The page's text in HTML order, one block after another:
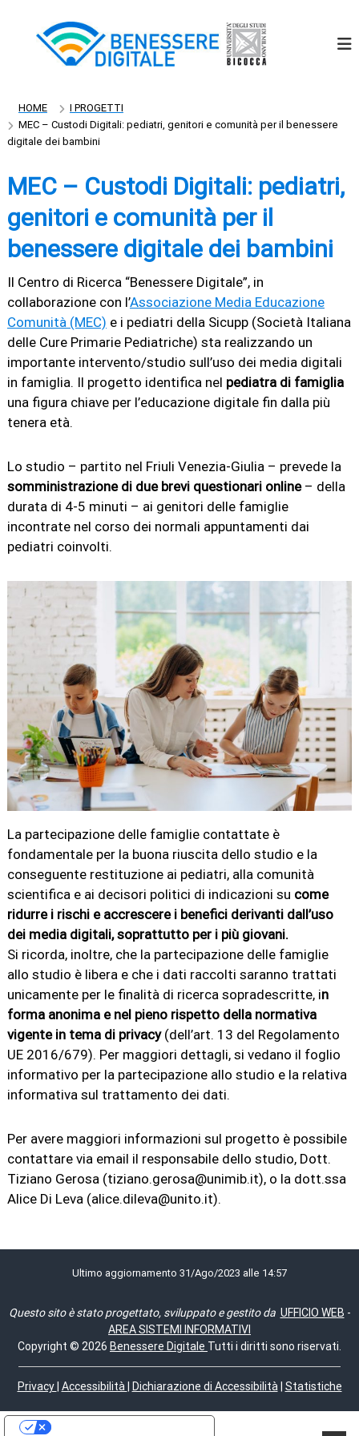
HOME
I PROGETTI
MEC – Custodi Digitali: pediatri, genitori e comunità per il benessere
digitale dei bambini
MEC – Custodi Digitali: pediatri,
genitori e comunità per il
benessere digitale dei bambini
Il Centro di Ricerca “Benessere Digitale”, in
collaborazione con l’Associazione Media Educazione
Comunità (MEC) e i pediatri della Sicupp (Società Italiana
delle Cure Primarie Pediatriche) sta realizzando un
importante intervento/studio sull’uso dei media digitali
in famiglia. Il progetto identifica nel pediatra di famiglia
una figura chiave per l’educazione digitale fin dalla più
tenera età.
Lo studio – partito nel Friuli Venezia-Giulia – prevede la
somministrazione di due brevi questionari online– della
durata di 4-5 minuti – ai genitori delle famiglie
incontrate nel corso dei normali appuntamenti dai
pediatri coinvolti.
La partecipazione delle famiglie contattate è
fondamentale per la buona riuscita dello studio e la
conseguente restituzione ai pediatri, alla comunità
scientifica e ai decisori politici di indicazioni su come
ridurre i rischi e accrescere i benefici derivanti dall’uso
dei media digitali, soprattutto per i più giovani.
Si ricorda, inoltre, che la partecipazione delle famiglie
allo studio è libera e che i dati raccolti saranno trattati
unicamente per le finalità di ricerca sopradescritte, in
forma anonima e nel pieno rispetto della normativa
vigente in tema di privacy(dell’art. 13 del Regolamento
UE 2016/679). Per maggiori dettagli, si vedano il foglio
informativo per la partecipazione allo studio e la relativa
informativa sul trattamento dei dati.
Per avere maggiori informazioni sul progetto è possibile
contattare via email il responsabile dello studio, Dott.
Tiziano Gerosa (tiziano.gerosa@unimib.it), o la dott.ssa
Alice Di Leva (alice.dileva@unito.it).
Ultimo aggiornamento 31/Ago/2023 alle 14:57
Questo sito è stato progettato, sviluppato e gestito da UFFICIO WEB -
AREA SISTEMI INFORMATIVI
Copyright © 2026 Benessere Digitale Tutti i diritti sono riservati.
Privacy Accessibilità Dichiarazione di Accessibilità Statistiche